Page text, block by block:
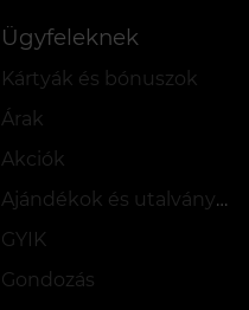
Ügyfeleknek
Kártyák és bónuszok
Árak
Akciók
Ajándékok és utalványok
GYIK
Gondozás